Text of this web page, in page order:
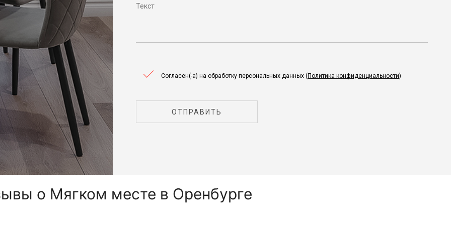
Согласен(-а) на обработку персональных данных (Политика конфиденциальности)
ОТПРАВИТЬ
о Мягком месте в Оренбурге